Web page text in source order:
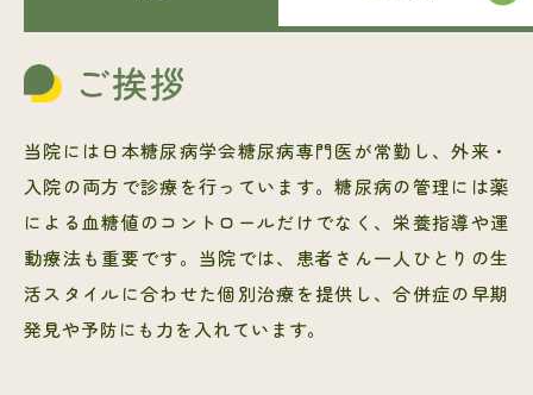
ご挨拶
当院には日本糖尿病学会糖尿病専門医が常勤し、外来・
入院の両方で診療を行っています。糖尿病の管理には薬
による血糖値のコントロールだけでなく、栄養指導や運
動療法も重要です。当院では、患者さん一人ひとりの生
活スタイルに合わせた個別治療を提供し、合併症の早期
発見や予防にも力を入れています。